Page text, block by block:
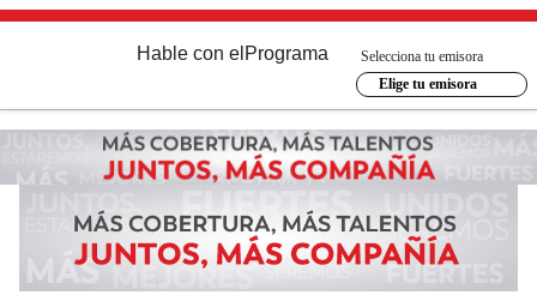
Hable con el Programa
Selecciona tu emisora
Elige tu emisora